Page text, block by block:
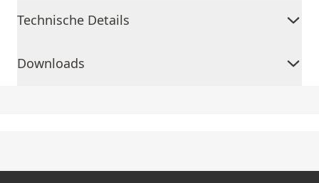
Technische Details
Downloads